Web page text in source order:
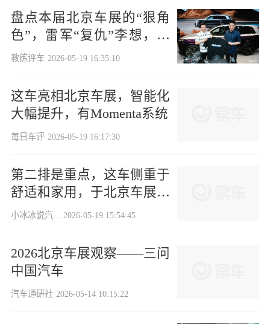
盘点本届北京车展的“狠角
色”，雷军“复仇”李想，现
场玩梗
教练评车 2026-05-19 16:35:10
这车亮相北京车展，智能化
大幅提升，有Momenta系统
每日车评 2026-05-19 16:17:30
第二排是重点，这车侧重于
舒适和家用，于北京车展正
式亮相
小冰冰说汽... 2026-05-19 15:54:45
2026北京车展观察——三问
中国汽车
汽车通研社 2026-05-14 10:15:22